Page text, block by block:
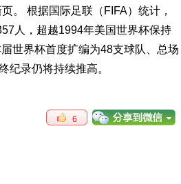
。 根据国际足联（FIFA）统计，
人，超越1994年美国世界杯保持
世界杯首度扩编为48支球队、总场
纪录仍将持续推高。
6